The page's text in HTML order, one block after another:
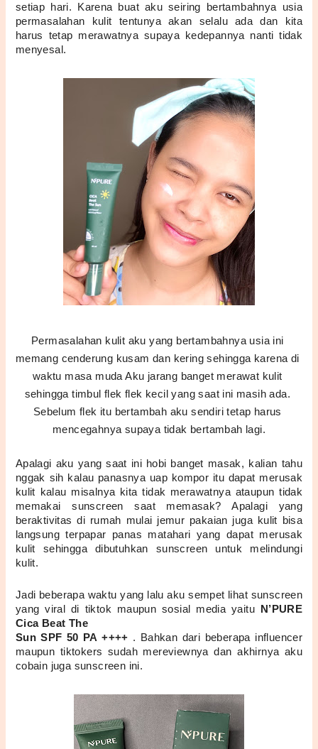
setiap hari. Karena buat aku seiring bertambahnya usia
permasalahan kulit tentunya akan selalu ada dan kita
harus tetap merawatnya supaya kedepannya nanti tidak
menyesal.
Permasalahan kulit aku yang bertambahnya usia ini
memang cenderung kusam dan kering sehingga karena di
waktu masa muda Aku jarang banget merawat kulit
sehingga timbul flek flek kecil yang saat ini masih ada.
Sebelum flek itu bertambah aku sendiri tetap harus
mencegahnya supaya tidak bertambah lagi.
Apalagi aku yang saat ini hobi banget masak, kalian tahu
nggak sih kalau panasnya uap kompor itu dapat merusak
kulit kalau misalnya kita tidak merawatnya ataupun tidak
memakai sunscreen saat memasak? Apalagi yang
beraktivitas di rumah mulai jemur pakaian juga kulit bisa
langsung terpapar panas matahari yang dapat merusak
kulit sehingga dibutuhkan sunscreen untuk melindungi
kulit.
Jadi beberapa waktu yang lalu aku sempet lihat sunscreen
yang viral di tiktok maupun sosial media yaitu
N’PURE
Cica Beat The
Sun SPF 50 PA ++++ . Bahkan dari beberapa influencer
maupun tiktokers sudah mereviewnya dan akhirnya aku
cobain juga sunscreen ini.